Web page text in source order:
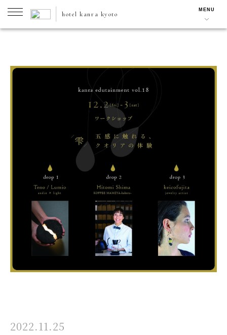
hotel kanra kyoto
MENU
2022.11.25